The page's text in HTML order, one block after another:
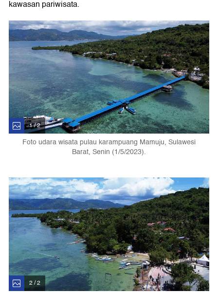
kawasan pariwisata.
1 / 2
Foto udara wisata pulau karampuang Mamuju, Sulawesi
Barat, Senin (1/5/2023).
2 / 2